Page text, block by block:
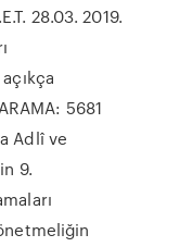
28.03. 2019.
5681
Adlî ve
9.